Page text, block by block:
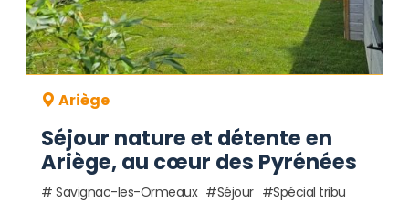
Séjour nature et détente en
Ariège, au cœur des Pyrénées
Ariège
Savignac-les-Ormeaux Séjour
Spécial tribu